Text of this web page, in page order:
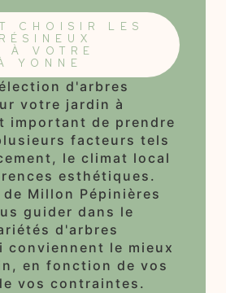
CHOISIR LES
À VOTRE
YONNE
d'arbres
votre jardin à
important de prendre
facteurs tels
le climat local
esthétiques.
Millon Pépinières
guider dans le
d'arbres
conviennent le mieux
en fonction de vos
vos contraintes.